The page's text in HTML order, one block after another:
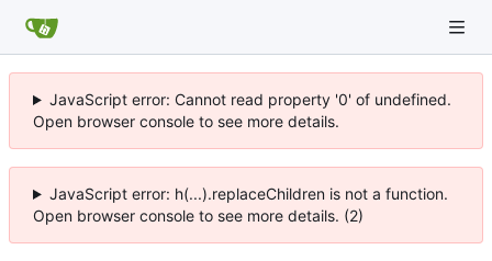
JavaScript error: Cannot read property '0' of undefined.
Open browser console to see more details.
JavaScript error: h(...).replaceChildren is not a function.
Open browser console to see more details. (2)